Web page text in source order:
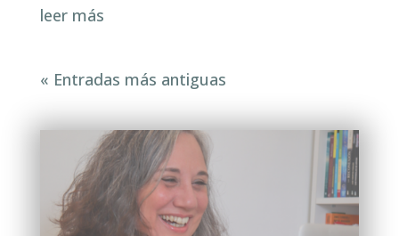
leer más
« Entradas más antiguas